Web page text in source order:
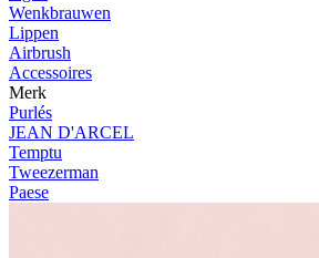
Wenkbrauwen
Lippen
Airbrush
Accessoires
Merk
Purlés
JEAN D'ARCEL
Temptu
Tweezerman
Paese